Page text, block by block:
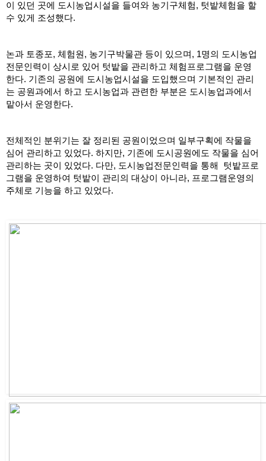
이 있던 곳에 도시농업시설을 들여와 농기구체험, 텃밭체험을 할
수 있게 조성했다.
논과 토종포, 체험원, 농기구박물관 등이 있으며, 1명의 도시농업
전문인력이 상시로 있어 텃밭을 관리하고 체험프로그램을 운영
한다. 기존의 공원에 도시농업시설을 도입했으며 기본적인 관리
는 공원과에서 하고 도시농업과 관련한 부분은 도시농업과에서
맡아서 운영한다.
전체적인 분위기는 잘 정리된 공원이었으며 일부구획에 작물을
심어 관리하고 있었다. 하지만, 기존에 도시공원에도 작물을 심어
관리하는 곳이 있었다. 다만, 도시농업전문인력을 통해  텃밭프로
그램을 운영하여 텃밭이 관리의 대상이 아니라, 프로그램운영의
주체로 기능을 하고 있었다.